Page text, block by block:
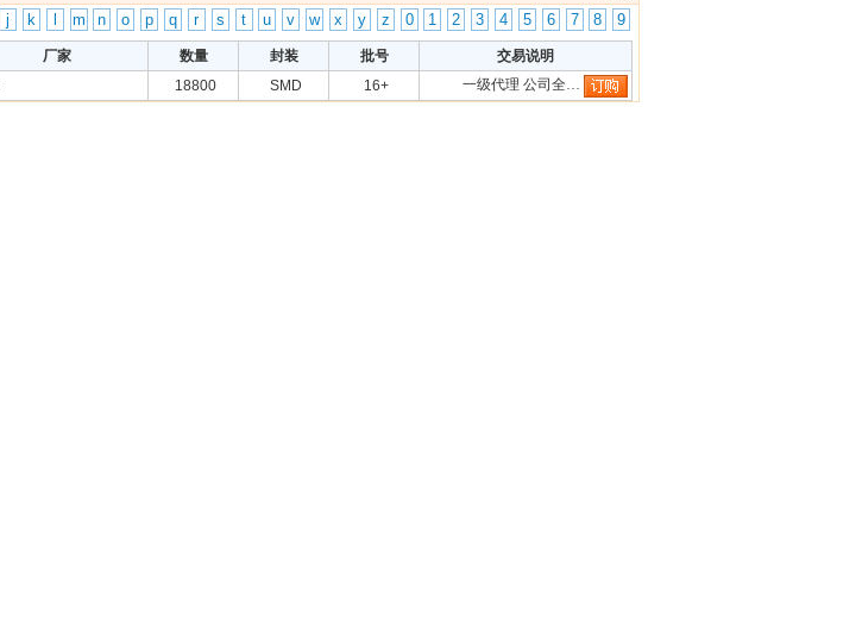
j k m n o p q r s t u v w x y z 0 1 2 3 4 5 6 7 8 9
厂家 数量 封装 批号
交易说明
18800 SMD 16+ 一级代理 公司全…